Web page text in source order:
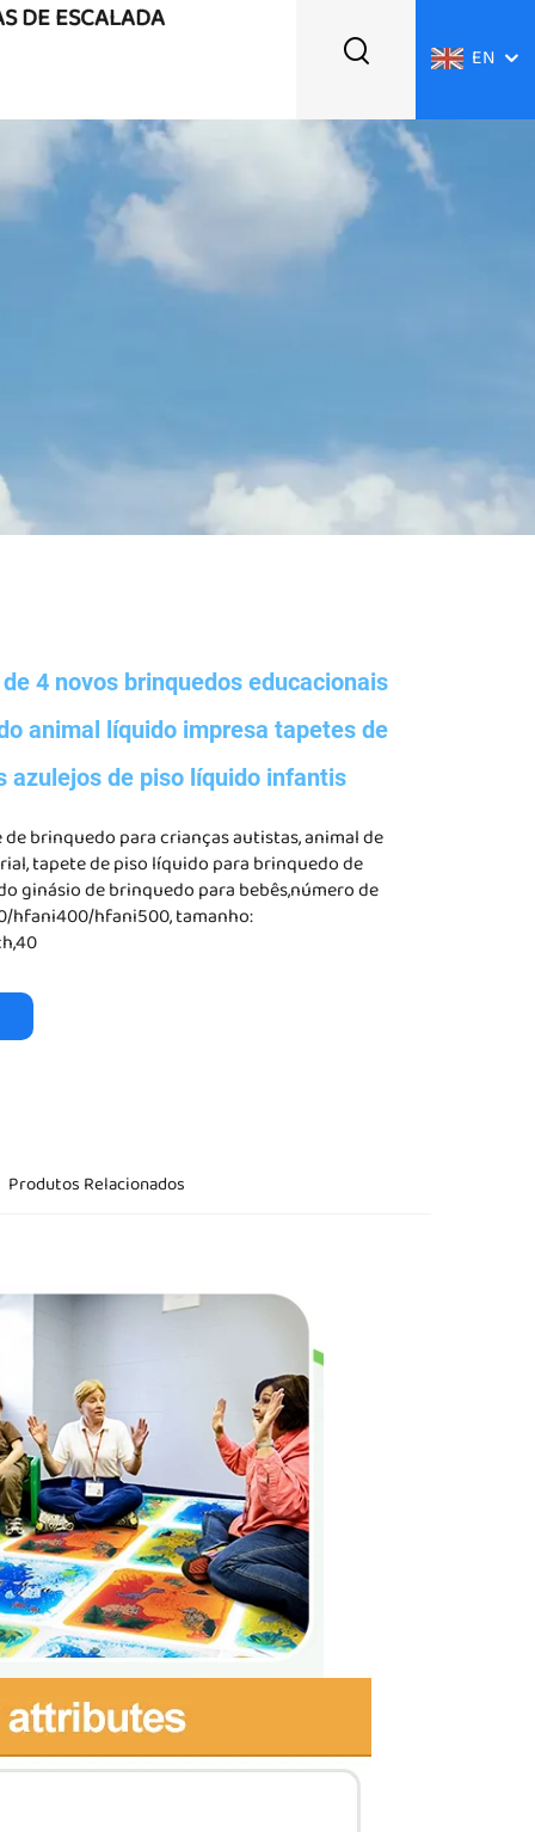
DE ESCALADA
EN
4 novos brinquedos educacionais
animal líquido impresa tapetes de
azulejos de piso líquido infantis
brinquedo para crianças autistas, animal de
tapete de piso líquido para brinquedo de
ginásio de brinquedo para bebês,número de
hfani400/hfani500, tamanho:
Produtos Relacionados